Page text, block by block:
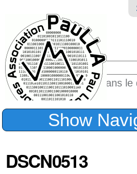
Chercher par
Seulement dans le
Recherche
Show
DSCN0513